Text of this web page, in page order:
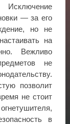
— за его
но не
на
Вежливо
не
позволит
не стоит
в